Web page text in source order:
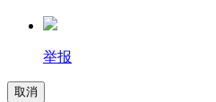
举报
取消